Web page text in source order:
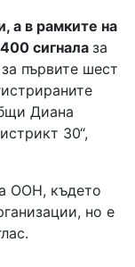
а в рамките на
сигнала за
първите шест
Диана
30“,
ООН, където
но е